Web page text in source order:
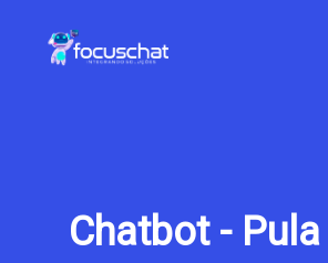
Chatbot -